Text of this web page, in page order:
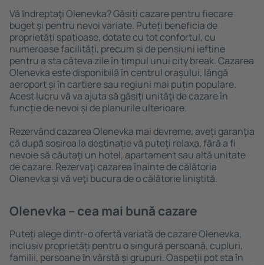
Vă ȋndreptaţi Olenevka? Găsiți cazare pentru fiecare
buget şi pentru nevoi variate. Puteți beneficia de
proprietăți spațioase, dotate cu tot confortul, cu
numeroase facilități, precum și de pensiuni ieftine
pentru a sta câteva zile în timpul unui city break. Cazarea
Olenevka este disponibilă în centrul orașului, lângă
aeroport și în cartiere sau regiuni mai puțin populare.
Acest lucru vă va ajuta să găsiţi unităţi de cazare în
funcție de nevoi și de planurile ulterioare.
Rezervând cazarea Olenevka mai devreme, aveți garanţia
că după sosirea la destinație vă puteţi relaxa, fără a fi
nevoie să căutaţi un hotel, apartament sau altă unitate
de cazare. Rezervaţi cazarea înainte de călătoria
Olenevka și vă veţi bucura de o călătorie liniştită.
Olenevka – cea mai bună cazare
Puteți alege dintr-o ofertă variată de cazare Olenevka,
inclusiv proprietăți pentru o singură persoană, cupluri,
familii, persoane ȋn vârstă și grupuri. Oaspeţii pot sta în